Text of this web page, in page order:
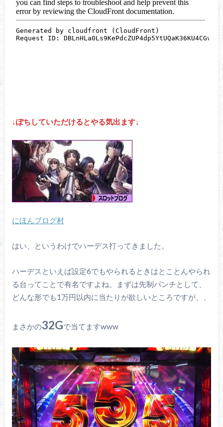
↓ぽちしていただけるとやる気出ます↓
にほんブログ村
はい、というわけでハーデス打ってきました。
ハーデスといえば設定6でもやられるときはとことんやられ
る台ってことで有名ですよね。まずは先制パンチとして、
どんな形でも1万円以内に当たりが欲しいところですが、、
まさかの32Gで当てますwww